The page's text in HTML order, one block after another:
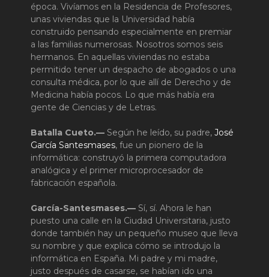
época. Vivíamos en la Residencia de Profesores,
unas viviendas que la Universidad había
construido pensando especialmente en premiar
a las familias numerosas. Nosotros somos seis
hermanos. En aquellas viviendas no estaba
permitido tener un despacho de abogados o una
consulta médica, por lo que allí de Derecho y de
Medicina había pocos. Lo que más había era
gente de Ciencias y de Letras.
Batalla Cueto.— Según he leído, su padre, José
García Santesmases, fue un pionero de la
informática: construyó la primera computadora
analógica y el primer microprocesador de
fabricación española.
García-Santesmases.— Sí, sí. Ahora le han
puesto una calle en la Ciudad Universitaria, justo
donde también hay un pequeño museo que lleva
su nombre y que explica cómo se introdujo la
informática en España. Mi padre y mi madre,
justo después de casarse, se habían ido una